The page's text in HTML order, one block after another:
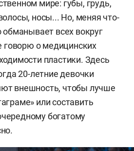
мире: губы, грудь,
носы... Но, меняя что-
обманывает всех вокруг
говорю о медицинских
пластики. Здесь
20-летние девочки
внешность, чтобы лучше
или составить
богатому